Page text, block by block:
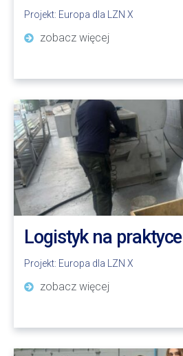
Projekt: Europa dla LZN X
zobacz więcej
Logistyk na praktyce
Projekt: Europa dla LZN X
zobacz więcej